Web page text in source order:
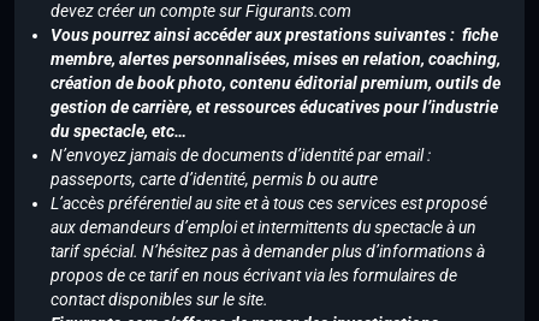
devez créer un compte sur Figurants.com
Vous pourrez ainsi accéder aux prestations suivantes : fiche
membre, alertes personnalisées, mises en relation, coaching,
création de book photo, contenu éditorial premium, outils de
gestion de carrière, et ressources éducatives pour l’industrie
du spectacle, etc…
N’envoyez jamais de documents d’identité par email :
passeports, carte d’identité, permis b ou autre
L’accès préférentiel au site et à tous ces services est proposé
aux demandeurs d’emploi et intermittents du spectacle à un
tarif spécial. N’hésitez pas à demander plus d’informations à
propos de ce tarif en nous écrivant via les formulaires de
contact disponibles sur le site.